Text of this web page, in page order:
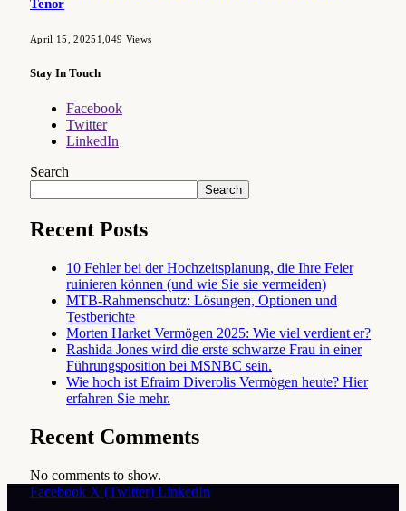
Tenor
April 15, 2025 1,049 Views
Stay In Touch
Facebook
Twitter
LinkedIn
Search
Search
Recent Posts
10 Fehler bei der Hochzeitsplanung, die Ihre Feier
ruinieren können (und wie Sie sie vermeiden)
MTB-Rahmenschutz: Lösungen, Optionen und
Testberichte
Morten Harket Vermögen 2025: Wie viel verdient er?
Rashida Jones wird die erste schwarze Frau in einer
Führungsposition bei MSNBC sein.
Wie hoch ist Efraim Diverolis Vermögen heute? Hier
erfahren Sie mehr.
Recent Comments
No comments to show.
Facebook X (Twitter) LinkedIn